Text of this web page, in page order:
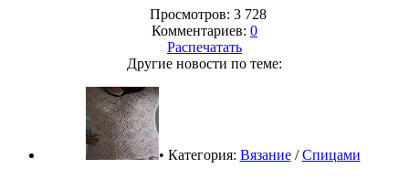
Просмотров: 3 728
Комментариев: 0
Распечатать
Другие новости по теме:
• Категория: Вязание/Спицами